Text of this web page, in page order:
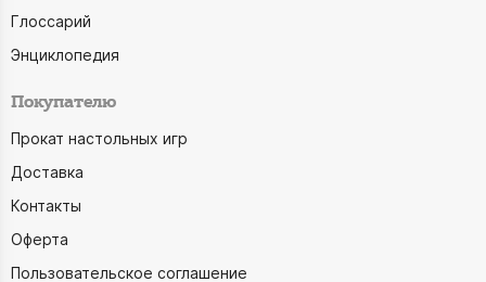
Глоссарий
Энциклопедия
Покупателю
Прокат настольных игр
Доставка
Контакты
Оферта
Пользовательское соглашение